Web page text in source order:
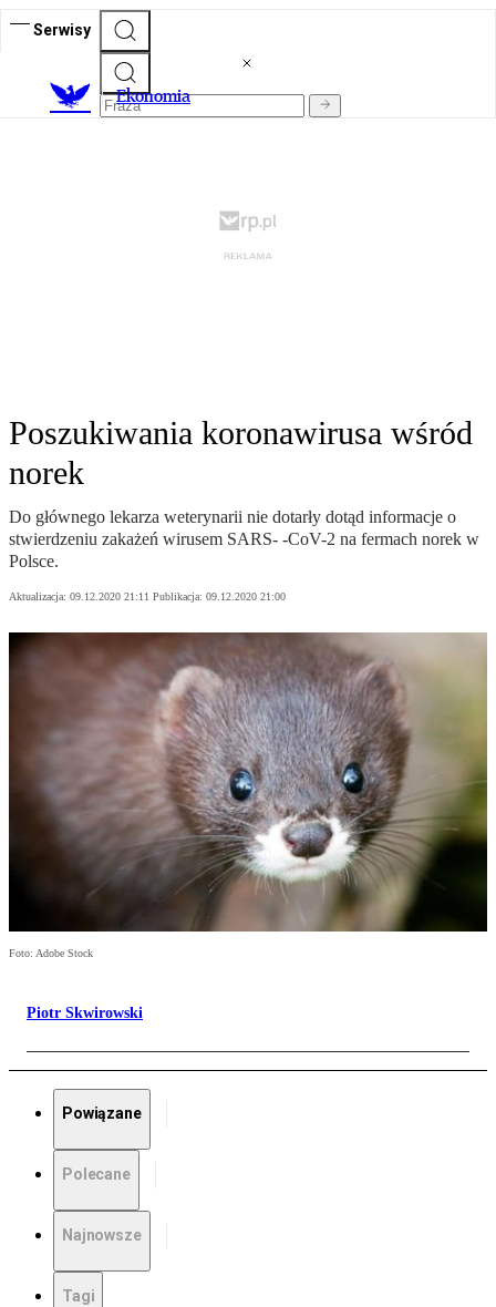
Serwisy
Ekonomia
Poszukiwania koronawirusa wśród
norek
Do głównego lekarza weterynarii nie dotarły dotąd informacje o
stwierdzeniu zakażeń wirusem SARS- -CoV-2 na fermach norek w
Polsce.
Aktualizacja: 09.12.2020 21:11 Publikacja: 09.12.2020 21:00
Foto: Adobe Stock
Piotr Skwirowski
Powiązane
Polecane
Najnowsze
Tagi